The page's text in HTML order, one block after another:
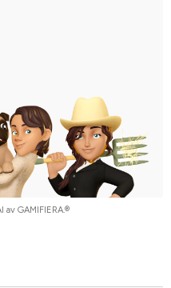
GAMIFIERA.®